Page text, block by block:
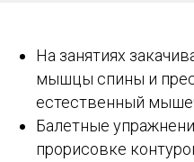
На занятиях
мышцы спины и
естественный
Балетные
прорисовке